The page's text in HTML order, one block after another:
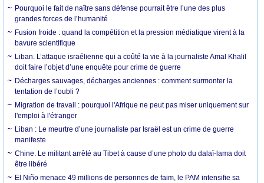
Pourquoi le fait de naître sans défense pourrait être l’une des plus
grandes forces de l’humanité
Fusion froide : quand la compétition et la pression médiatique virent à la
bavure scientifique
Liban. L’attaque israélienne qui a coûté la vie à la journaliste Amal Khalil
doit faire l’objet d’une enquête pour crime de guerre
Décharges sauvages, décharges anciennes : comment surmonter la
tentation de l’oubli ?
Migration de travail : pourquoi l'Afrique ne peut pas miser uniquement sur
l'emploi à l'étranger
Liban : Le meurtre d’une journaliste par Israël est un crime de guerre
manifeste
Chine. Le militant arrêté au Tibet à cause d’une photo du dalaï-lama doit
être libéré
El Niño menace 49 millions de personnes de faim, le PAM intensifie sa